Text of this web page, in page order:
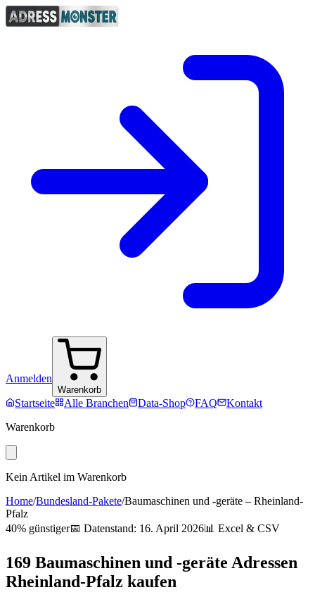
Anmelden
Warenkorb
Startseite Alle Branchen Data-Shop FAQ
Kontakt
Warenkorb
Kein Artikel im Warenkorb
Home/Bundesland-Pakete/Baumaschinen und -geräte – Rheinland-
Pfalz
40% günstiger📅 Datenstand: 16. April 2026📊 Excel & CSV
169 Baumaschinen und -geräte Adressen
Rheinland-Pfalz kaufen